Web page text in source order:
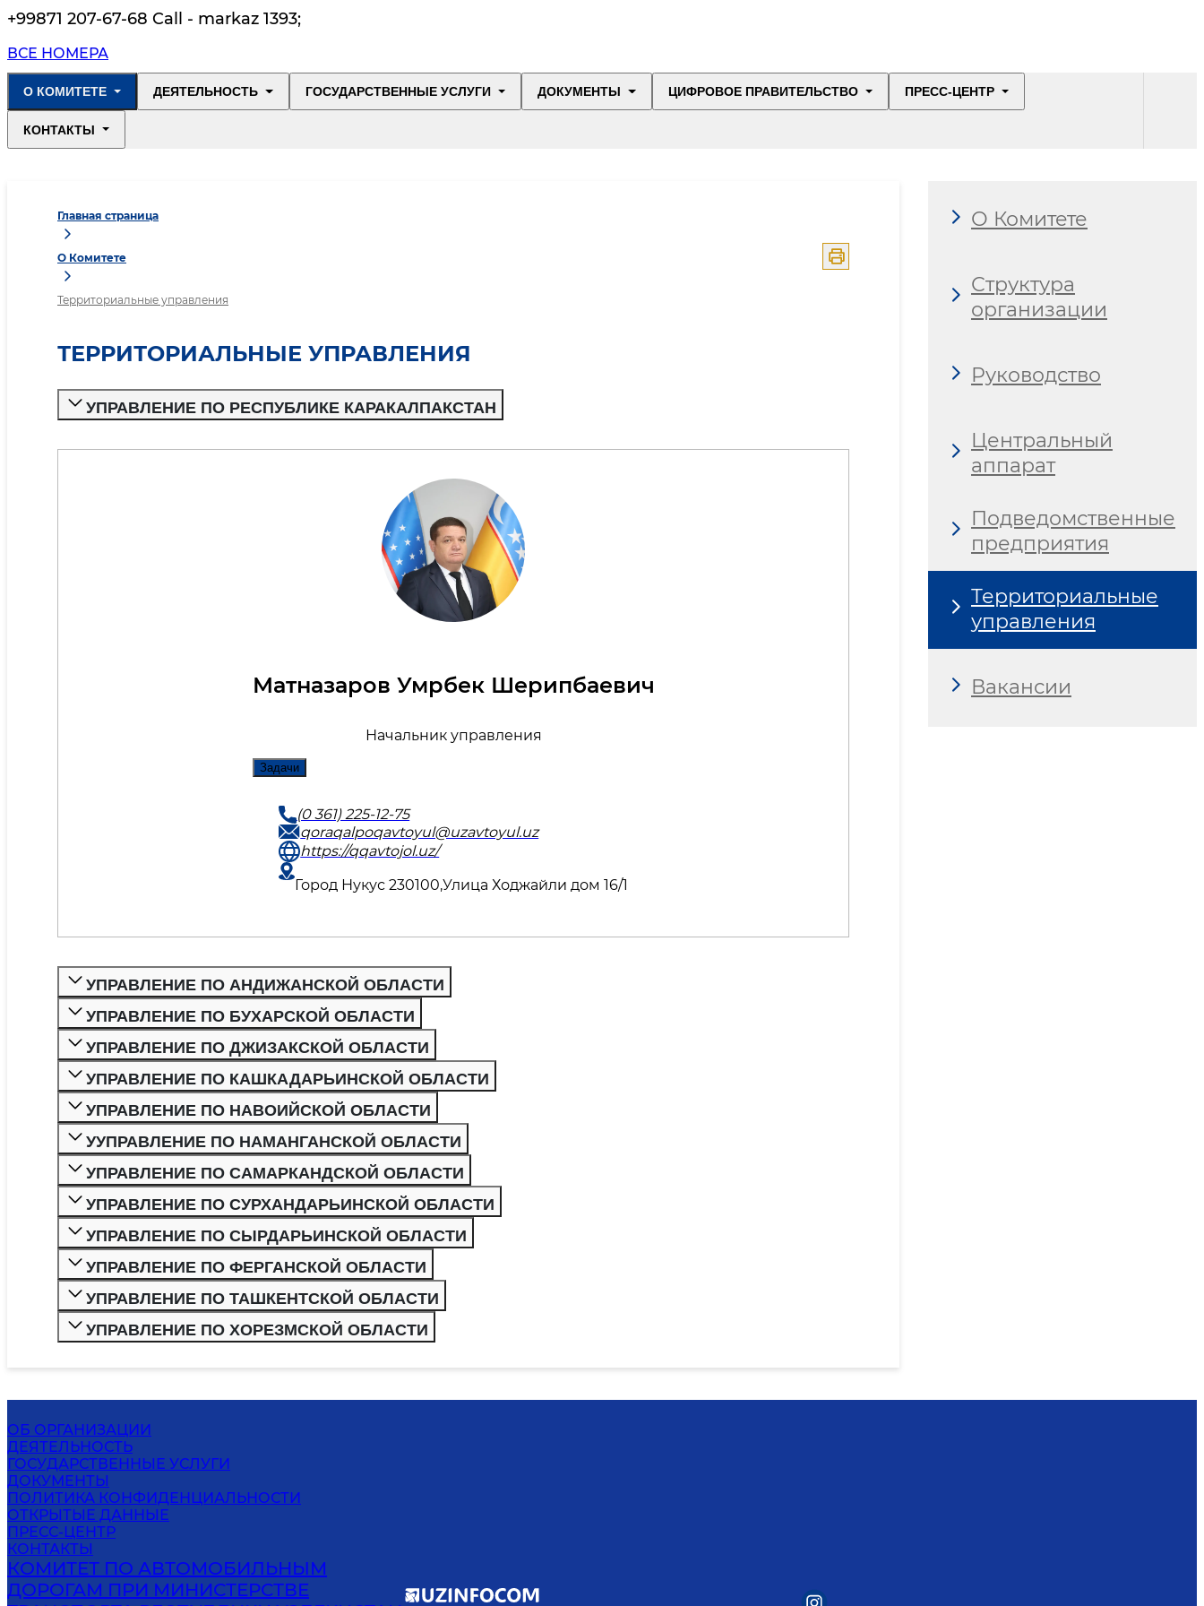
+99871 207-67-68 Call - markaz 1393;
ВСЕ НОМЕРА
О КОМИТЕТЕ ДЕЯТЕЛЬНОСТЬ ГОСУДАРСТВЕННЫЕ УСЛУГИ ДОКУМЕНТЫ ЦИФРОВОЕ ПРАВИТЕЛЬСТВО ПРЕСС-ЦЕНТР
КОНТАКТЫ
Главная страница
О Комитете
Территориальные управления
ТЕРРИТОРИАЛЬНЫЕ УПРАВЛЕНИЯ
УПРАВЛЕНИЕ ПО РЕСПУБЛИКЕ КАРАКАЛПАКСТАН
Матназаров Умрбек Шерипбаевич
Начальник управления
Задачи
(0 361) 225-12-75
qoraqalpoqavtoyul@uzavtoyul.uz
https://qqavtojol.uz/
Город Нукус 230100,Улица Ходжайли дом 16/1
УПРАВЛЕНИЕ ПО АНДИЖАНСКОЙ ОБЛАСТИ
УПРАВЛЕНИЕ ПО БУХАРСКОЙ ОБЛАСТИ
УПРАВЛЕНИЕ ПО ДЖИЗАКСКОЙ ОБЛАСТИ
УПРАВЛЕНИЕ ПО КАШКАДАРЬИНСКОЙ ОБЛАСТИ
УПРАВЛЕНИЕ ПО НАВОИЙСКОЙ ОБЛАСТИ
УУПРАВЛЕНИЕ ПО НАМАНГАНСКОЙ ОБЛАСТИ
УПРАВЛЕНИЕ ПО САМАРКАНДСКОЙ ОБЛАСТИ
УПРАВЛЕНИЕ ПО СУРХАНДАРЬИНСКОЙ ОБЛАСТИ
УПРАВЛЕНИЕ ПО СЫРДАРЬИНСКОЙ ОБЛАСТИ
УПРАВЛЕНИЕ ПО ФЕРГАНСКОЙ ОБЛАСТИ
УПРАВЛЕНИЕ ПО ТАШКЕНТСКОЙ ОБЛАСТИ
УПРАВЛЕНИЕ ПО ХОРЕЗМСКОЙ ОБЛАСТИ
О Комитете
Структура
организации
Руководство
Центральный
аппарат
Подведомственные
предприятия
Территориальные
управления
Вакансии
ОБ ОРГАНИЗАЦИИ
ДЕЯТЕЛЬНОСТЬ
ГОСУДАРСТВЕННЫЕ УСЛУГИ
ДОКУМЕНТЫ
ПОЛИТИКА КОНФИДЕНЦИАЛЬНОСТИ
ОТКРЫТЫЕ ДАННЫЕ
ПРЕСС-ЦЕНТР
КОНТАКТЫ
КОМИТЕТ ПО АВТОМОБИЛЬНЫМ
ДОРОГАМ ПРИ МИНИСТЕРСТВЕ